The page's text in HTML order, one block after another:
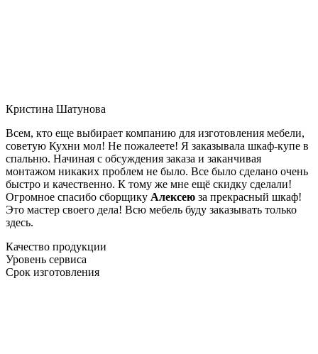
Кристина Шатунова
Всем, кто еще выбирает компанию для изготовления мебели,
советую Кухни мол! Не пожалеете! Я заказывала шкаф-купе в
спальню. Начиная с обсуждения заказа и заканчивая
монтажом никаких проблем не было. Все было сделано очень
быстро и качественно. К тому же мне ещё скидку сделали!
Огромное спасибо сборщику Алексею за прекрасный шкаф!
Это мастер своего дела! Всю мебель буду заказывать только
здесь.
Качество продукции
Уровень сервиса
Срок изготовления